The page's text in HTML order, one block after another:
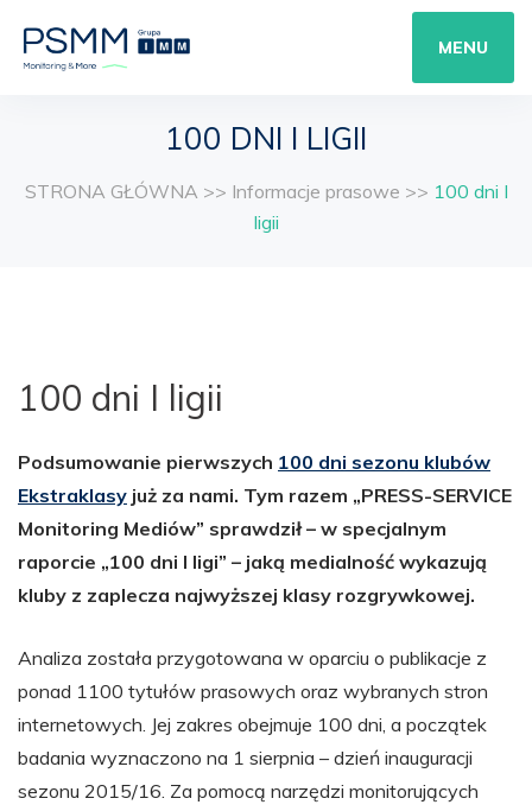
MENU
100 DNI I LIGII
STRONA GŁÓWNA >> Informacje prasowe >> 100 dni I
ligii
100 dni I ligii
Podsumowanie pierwszych 100 dni sezonu klubów
Ekstraklasy już za nami. Tym razem „PRESS-SERVICE
Monitoring Mediów” sprawdził – w specjalnym
raporcie „100 dni I ligi” – jaką medialność wykazują
kluby z zaplecza najwyższej klasy rozgrywkowej.
Analiza została przygotowana w oparciu o publikacje z
ponad 1100 tytułów prasowych oraz wybranych stron
internetowych. Jej zakres obejmuje 100 dni, a początek
badania wyznaczono na 1 sierpnia – dzień inauguracji
sezonu 2015/16. Za pomocą narzędzi monitorujących